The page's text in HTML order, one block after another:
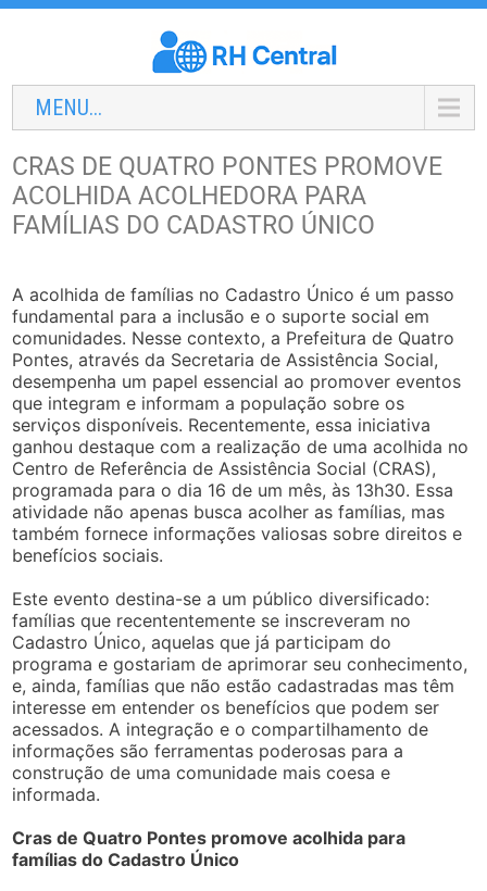
MENU...
CRAS DE QUATRO PONTES PROMOVE
ACOLHIDA ACOLHEDORA PARA
FAMÍLIAS DO CADASTRO ÚNICO
A acolhida de famílias no Cadastro Único é um passo
fundamental para a inclusão e o suporte social em
comunidades. Nesse contexto, a Prefeitura de Quatro
Pontes, através da Secretaria de Assistência Social,
desempenha um papel essencial ao promover eventos
que integram e informam a população sobre os
serviços disponíveis. Recentemente, essa iniciativa
ganhou destaque com a realização de uma acolhida no
Centro de Referência de Assistência Social (CRAS),
programada para o dia 16 de um mês, às 13h30. Essa
atividade não apenas busca acolher as famílias, mas
também fornece informações valiosas sobre direitos e
benefícios sociais.
Este evento destina-se a um público diversificado:
famílias que recententemente se inscreveram no
Cadastro Único, aquelas que já participam do
programa e gostariam de aprimorar seu conhecimento,
e, ainda, famílias que não estão cadastradas mas têm
interesse em entender os benefícios que podem ser
acessados. A integração e o compartilhamento de
informações são ferramentas poderosas para a
construção de uma comunidade mais coesa e
informada.
Cras de Quatro Pontes promove acolhida para
famílias do Cadastro Único